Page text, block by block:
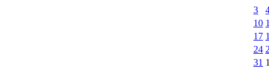
3
10
17
24
31